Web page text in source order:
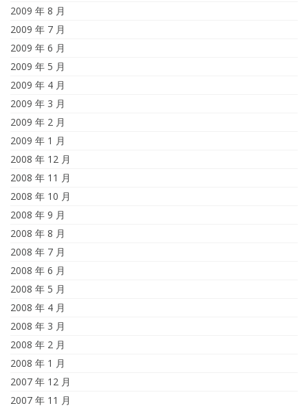
2009 年 8 月
2009 年 7 月
2009 年 6 月
2009 年 5 月
2009 年 4 月
2009 年 3 月
2009 年 2 月
2009 年 1 月
2008 年 12 月
2008 年 11 月
2008 年 10 月
2008 年 9 月
2008 年 8 月
2008 年 7 月
2008 年 6 月
2008 年 5 月
2008 年 4 月
2008 年 3 月
2008 年 2 月
2008 年 1 月
2007 年 12 月
2007 年 11 月